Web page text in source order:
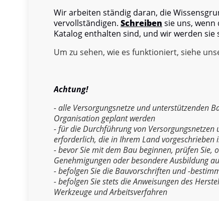
Wir arbeiten ständig daran, die
vervollständigen. Schreiben sie uns,
Katalog enthalten sind, und wir werden sie
Um zu sehen, wie es funktioniert, siehe
Achtung!
- alle Versorgungsnetze und unterstützenden
Organisation geplant werden
- für die Durchführung von
erforderlich, die in Ihrem Land vorgeschrieben
- bevor Sie mit dem Bau beginnen, prüfen Sie,
Genehmigungen oder besondere Ausbildung
- befolgen Sie die Bauvorschriften und -
- befolgen Sie stets die Anweisungen des
Werkzeuge und Arbeitsverfahren